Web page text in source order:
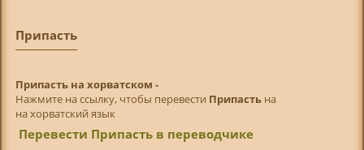
Припасть
Припасть на хорватском -
Нажмите на ссылку, чтобы перевести Припастьна
на хорватский язык
Перевести Припасть в переводчике